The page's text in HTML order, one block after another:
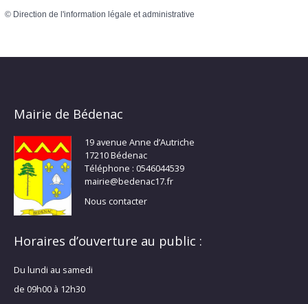
© Direction de l'information légale et administrative
Mairie de Bédenac
19 avenue Anne d’Autriche
17210 Bédenac
Téléphone : 0546044539
mairie@bedenac17.fr
Nous contacter
Horaires d’ouverture au public :
Du lundi au samedi
de 09h00 à 12h30